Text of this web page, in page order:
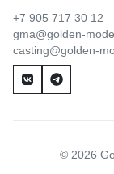
+7 905 717 30 12
gma@golden-
casting@golden-
© 2026